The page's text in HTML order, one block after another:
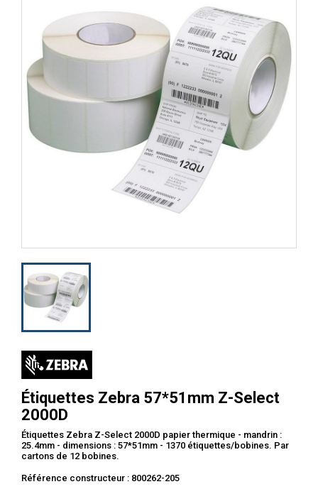
Étiquettes Zebra 57*51mm Z-Select
2000D
Étiquettes Zebra Z-Select 2000D papier thermique - mandrin :
25.4mm - dimensions : 57*51mm - 1370 étiquettes/bobines. Par
cartons de 12 bobines.
Référence constructeur : 800262-205